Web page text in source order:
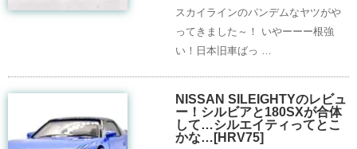
スカイラインのパンデムなヤツがや
ってきました～！ いやーーー根強
い！日本旧車ばっ …
NISSAN SILEIGHTYのレビュ
ー！シルビアと180SXが合体
して…シルエイティってとこ
かな…[HRV75]